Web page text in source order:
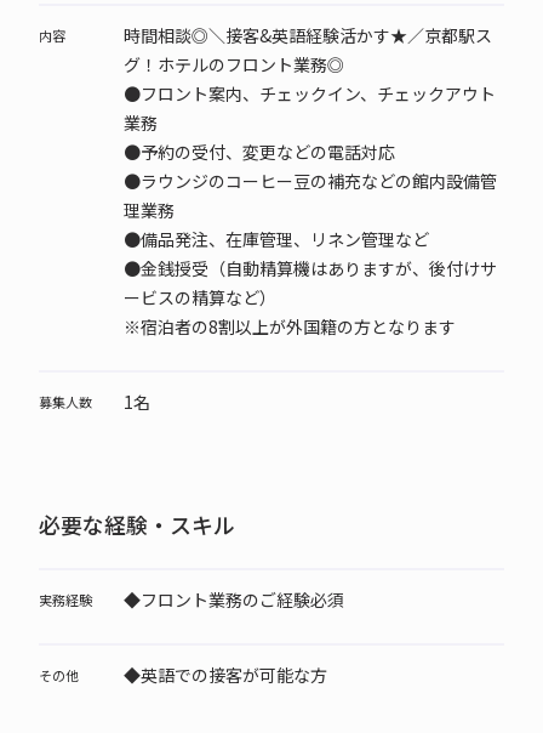
内容
時間相談◎＼接客&英語経験活かす★／京都駅ス
グ！ホテルのフロント業務◎
●フロント案内、チェックイン、チェックアウト
業務
●予約の受付、変更などの電話対応
●ラウンジのコーヒー豆の補充などの館内設備管
理業務
●備品発注、在庫管理、リネン管理など
●金銭授受（自動精算機はありますが、後付けサ
ービスの精算など）
※宿泊者の8割以上が外国籍の方となります
募集人数 1名
必要な経験・スキル
実務経験 ◆フロント業務のご経験必須
その他 ◆英語での接客が可能な方